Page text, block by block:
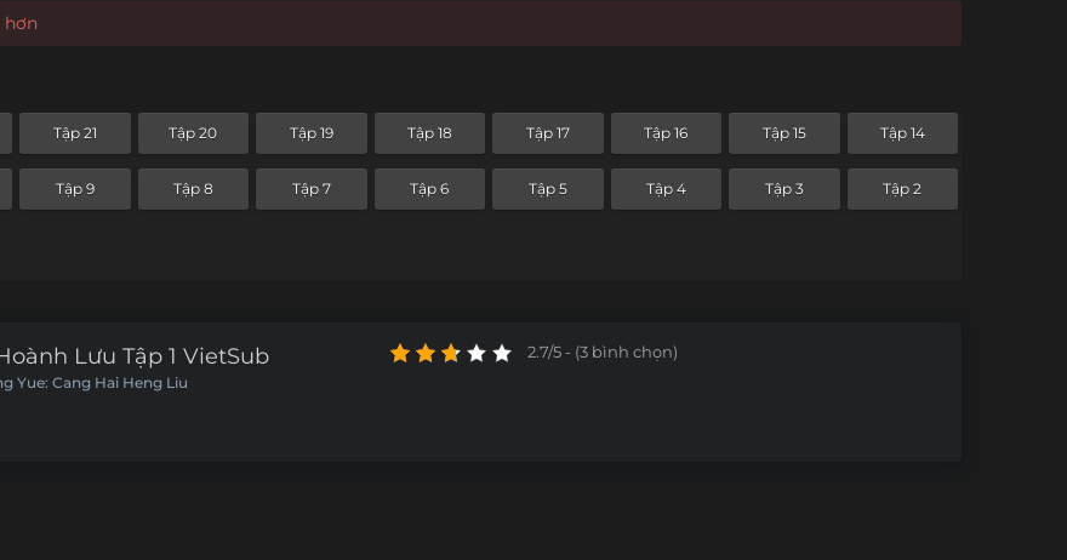
hơn
Tập 21 Tập 20 Tập 19 Tập 18 Tập 17 Tập 16 Tập 15 Tập 14
Tập 9 Tập 8 Tập 7 Tập 6 Tập 5 Tập 4 Tập 3 Tập 2
Lưu Tập 1 VietSub
Yue: Cang Hai Heng Liu
2.7/5 - (3 bình chọn)